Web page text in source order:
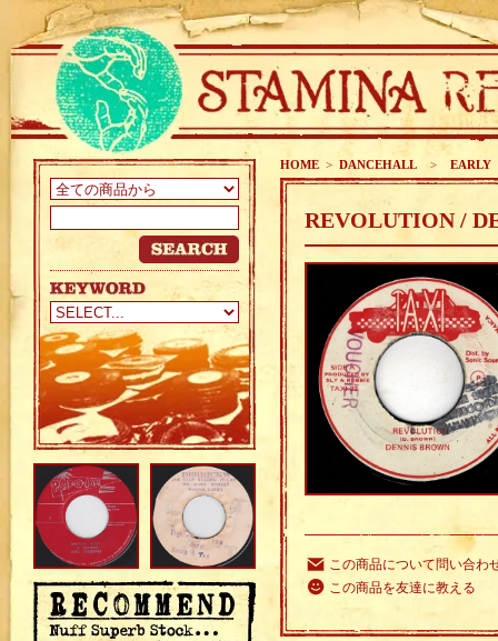
HOME > DANCEHALL > EARLY
REVOLUTION /
この商品について問い合わ
この商品を友達に教える